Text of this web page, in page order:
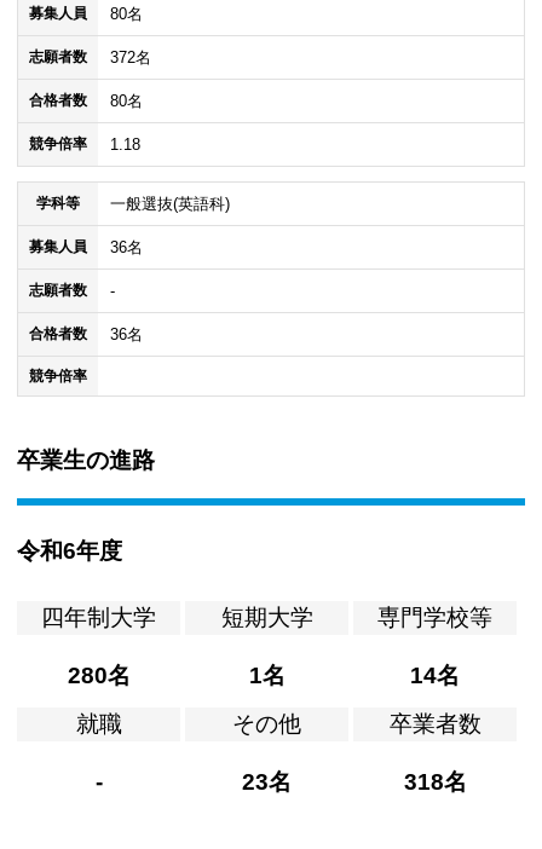
募集人員 80名
志願者数 372名
合格者数 80名
競争倍率 1.18
学科等 一般選抜(英語科)
募集人員 36名
志願者数 -
合格者数 36名
競争倍率
卒業生の進路
令和6年度
四年制大学
280名
短期大学
1名
専門学校等
14名
就職
-
その他
23名
卒業者数
318名